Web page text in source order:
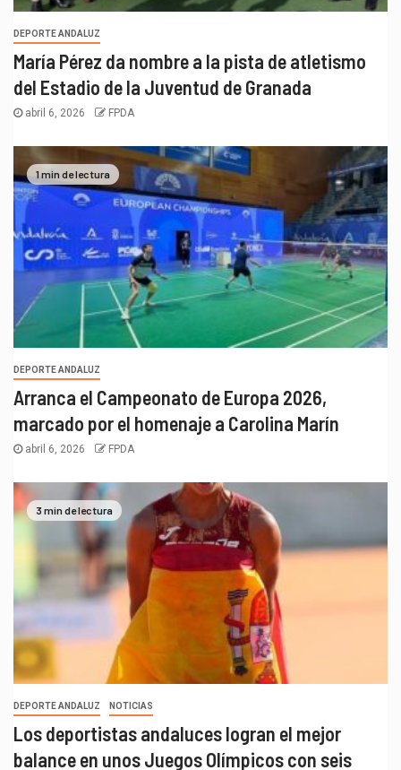
DEPORTE ANDALUZ
María Pérez da nombre a la pista de atletismo
del Estadio de la Juventud de Granada
abril 6, 2026 FPDA
1 min de lectura
DEPORTE ANDALUZ
Arranca el Campeonato de Europa 2026,
marcado por el homenaje a Carolina Marín
abril 6, 2026 FPDA
3 min de lectura
DEPORTE ANDALUZ NOTICIAS
Los deportistas andaluces logran el mejor
balance en unos Juegos Olímpicos con seis